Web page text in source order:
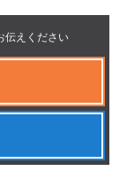
伝えください